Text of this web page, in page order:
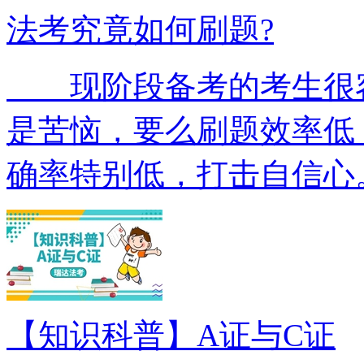
法考究竟如何刷题?
现阶段备考的考生很
是苦恼，要么刷题效率
确率特别低，打击自信心
【知识科普】A证与C证